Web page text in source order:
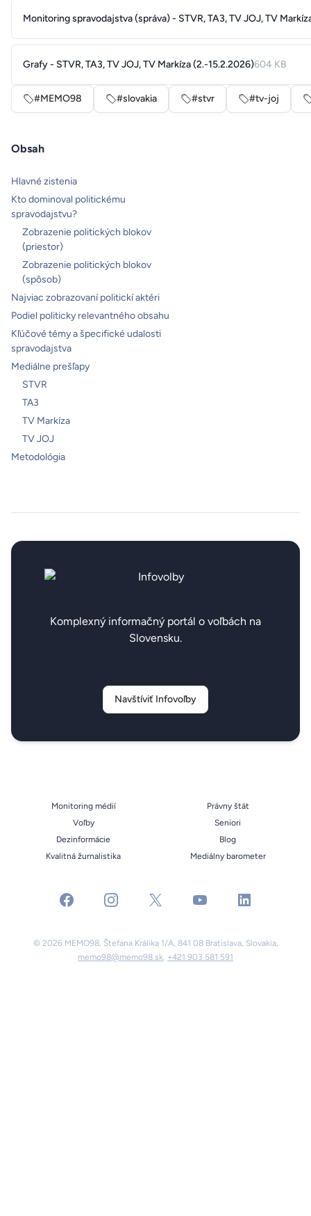
Monitoring spravodajstva (správa) - STVR, TA3, TV JOJ, TV
Grafy - STVR, TA3, TV JOJ, TV Markíza (2.-15.2.2026)604 KB
#MEMO98 #slovakia #stvr #tv-joj
Obsah
Hlavné zistenia
Kto dominoval politickému
spravodajstvu?
Zobrazenie politických blokov
(priestor)
Zobrazenie politických blokov
(spôsob)
Najviac zobrazovaní politickí aktéri
Podiel politicky relevantného obsahu
Kľúčové témy a špecifické udalosti
spravodajstva
Mediálne prešľapy
STVR
TA3
TV Markíza
TV JOJ
Metodológia
Komplexný informačný portál o voľbách na
Slovensku.
Navštíviť Infovoľby
Monitoring médií
Voľby
Dezinformácie
Kvalitná žurnalistika
Právny štát
Seniori
Blog
Mediálny barometer
facebook instagramx youtube linkedin
© 2026 MEMO98, Štefana Králika 1/A, 841 08 Bratislava, Slovakia,
memo98@memo98.sk, +421 903 581 591